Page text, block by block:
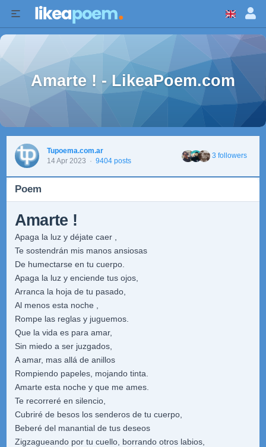
Amarte ! - LikeaPoem.com
Tupoema.com.ar
14 Apr 2023 · 9404 posts
3 followers
Poem
Amarte !
Apaga la luz y déjate caer ,
Te sostendrán mis manos ansiosas
De humectarse en tu cuerpo.
Apaga la luz y enciende tus ojos,
Arranca la hoja de tu pasado,
Al menos esta noche ,
Rompe las reglas y juguemos.
Que la vida es para amar,
Sin miedo a ser juzgados,
A amar, mas allá de anillos
Rompiendo papeles, mojando tinta.
Amarte esta noche y que me ames.
Te recorreré en silencio,
Cubriré de besos los senderos de tu cuerpo,
Beberé del manantial de tus deseos
Zigzagueando por tu cuello, borrando otros labios,